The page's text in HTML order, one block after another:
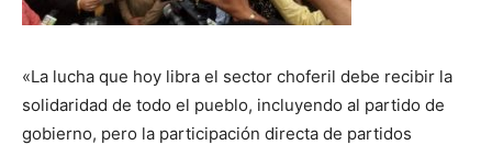
«La lucha que hoy libra el sector choferil debe recibir la
solidaridad de todo el pueblo, incluyendo al partido de
gobierno, pero la participación directa de partidos